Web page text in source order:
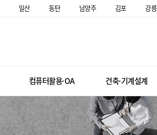
일산 동탄 남양주 김포 강릉
컴퓨터활용·OA 건축·기계설계